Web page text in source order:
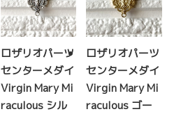
ロザリオパーツ
センターメダイ
Virgin Mary Mi
raculous シル
ロザリオパーツ
センターメダイ
Virgin Mary Mi
raculous ゴー